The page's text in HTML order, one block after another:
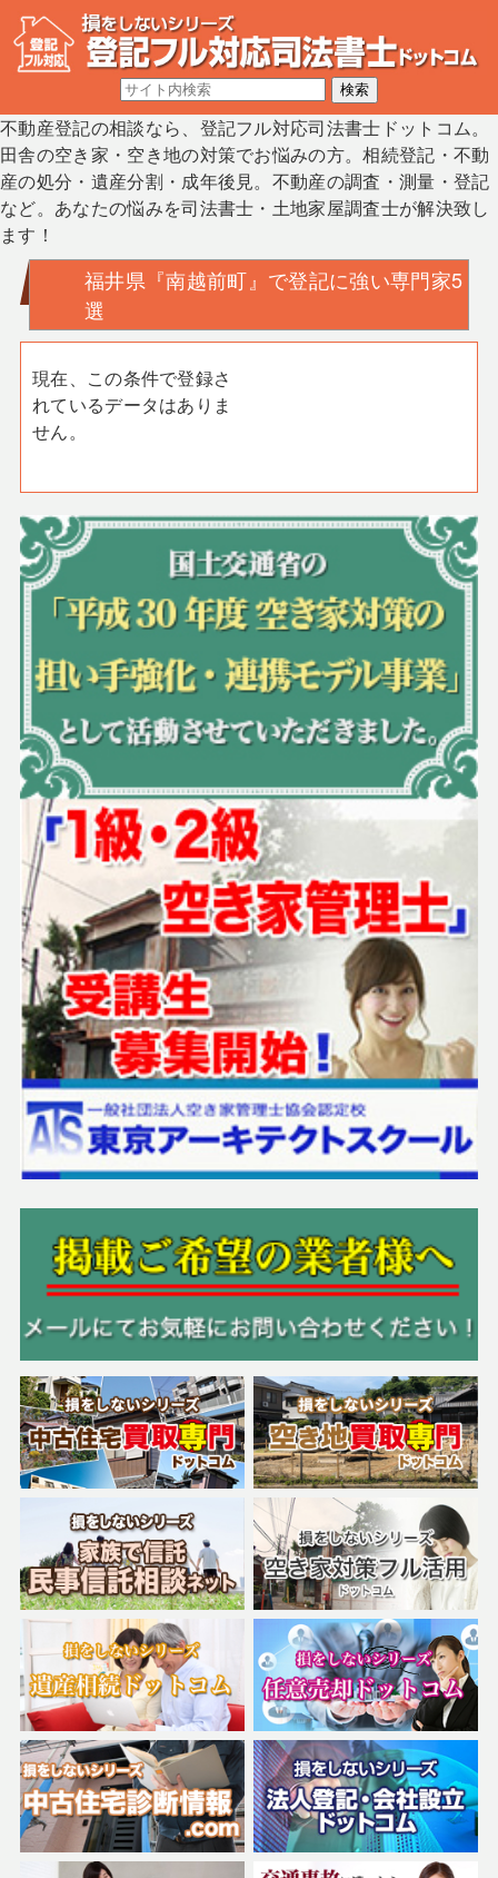
不動産登記の相談なら、登記フル対応司法書士ドットコム。
田舎の空き家・空き地の対策でお悩みの方。相続登記・不動
産の処分・遺産分割・成年後見。不動産の調査・測量・登記
など。あなたの悩みを司法書士・土地家屋調査士が解決致し
ます！
福井県『南越前町』で登記に強い専門家5
選
現在、この条件で登録さ
れているデータはありま
せん。